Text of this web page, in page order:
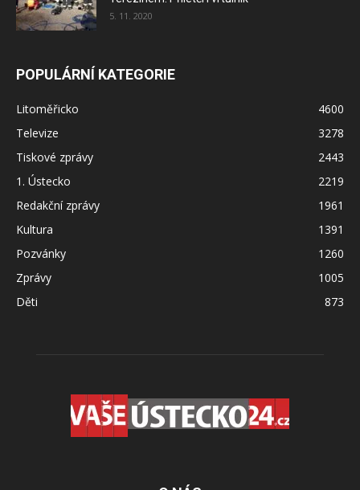
5. 11. 2020
POPULÁRNÍ KATEGORIE
Litoměřicko
4600
Televize
3278
Tiskové zprávy
2443
1. Ústecko
2219
Redakční zprávy
1961
Kultura
1391
Pozvánky
1260
Zprávy
1005
Děti
873